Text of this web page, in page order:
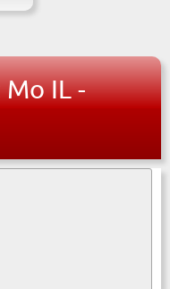
Mo IL -